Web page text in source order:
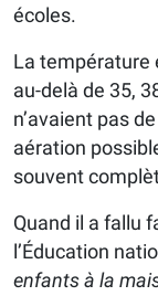
écoles.
La température
au-delà de 35,
n’avaient pas
aération
souvent
Quand il a fallu
l’Éducation
enfants à la